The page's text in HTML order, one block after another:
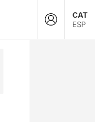
CAT
ESP